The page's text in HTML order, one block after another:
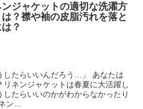
ンジャケットの適切な洗濯方
？襟や袖の皮脂汚れを落と
？
したらいいんだろう…」 あなたは
ネンジャケットは春夏に大活躍し
たらいいのかがわからなかったり
ン...